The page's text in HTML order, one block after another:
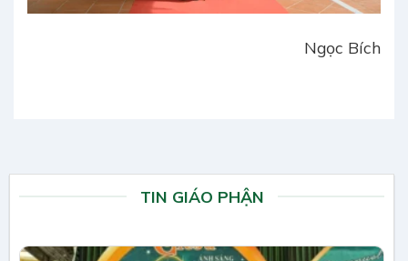
Ngọc Bích
TIN GIÁO PHẬN